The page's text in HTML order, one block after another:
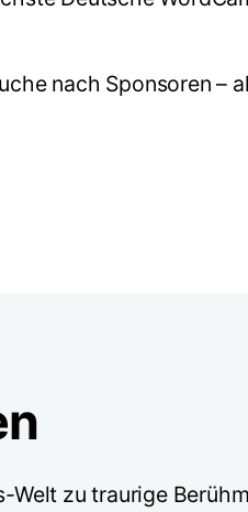
nach Sponsoren
Welt zu traurige